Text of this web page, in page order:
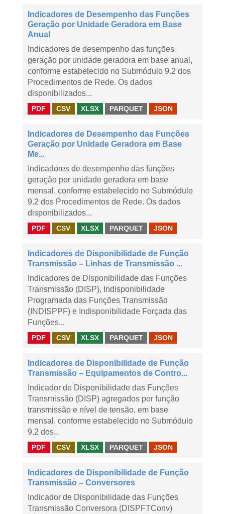
Indicadores de Desempenho das Funções
Geração por Unidade Geradora em Base
Anual
Indicadores de desempenho das funções
geração por unidade geradora em base anual,
conforme estabelecido no Submódulo 9.2 dos
Procedimentos de Rede. Os dados
disponibilizados...
PDF CSV XLSX PARQUET JSON
Indicadores de Desempenho das Funções
Geração por Unidade Geradora em Base
Me...
Indicadores de desempenho das funções
geração por unidade geradora em base
mensal, conforme estabelecido no Submódulo
9.2 dos Procedimentos de Rede. Os dados
disponibilizados...
PDF CSV XLSX PARQUET JSON
Indicadores de Disponibilidade de Função
Transmissão – Linhas de Transmissão ...
Indicadores de Disponibilidade das Funções
Transmissão (DISP), Indisponibilidade
Programada das Funções Transmissão
(INDISPPF) e Indisponibilidade Forçada das
Funções...
PDF CSV XLSX PARQUET JSON
Indicadores de Disponibilidade de Função
Transmissão – Equipamentos de Contro...
Indicador de Disponibilidade das Funções
Transmissão (DISP) agregados por função
transmissão e nível de tensão, em base
mensal, conforme estabelecido no Submódulo
9.2 dos...
PDF CSV XLSX PARQUET JSON
Indicadores de Disponibilidade de Função
Transmissão – Conversores
Indicador de Disponibilidade das Funções
Transmissão Conversora (DISPFTConv)